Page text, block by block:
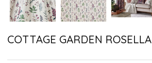
COTTAGE GARDEN ROSELLA